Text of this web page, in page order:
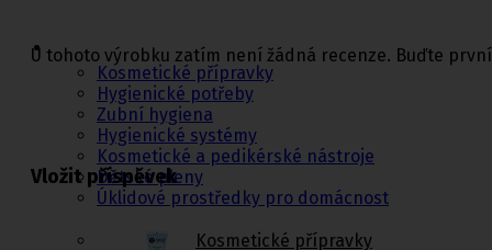
pleny
Kosmetické přípravky
Hygienické potřeby
Zubní hygiena
Hygienické systémy
Kosmetické a pedikérské nástroje
Dětské pleny
Úklidové prostředky pro domácnost
Kosmetické přípravky
U tohoto výrobku zatím není žádná recenze. Buďte
Vložit příspěvek